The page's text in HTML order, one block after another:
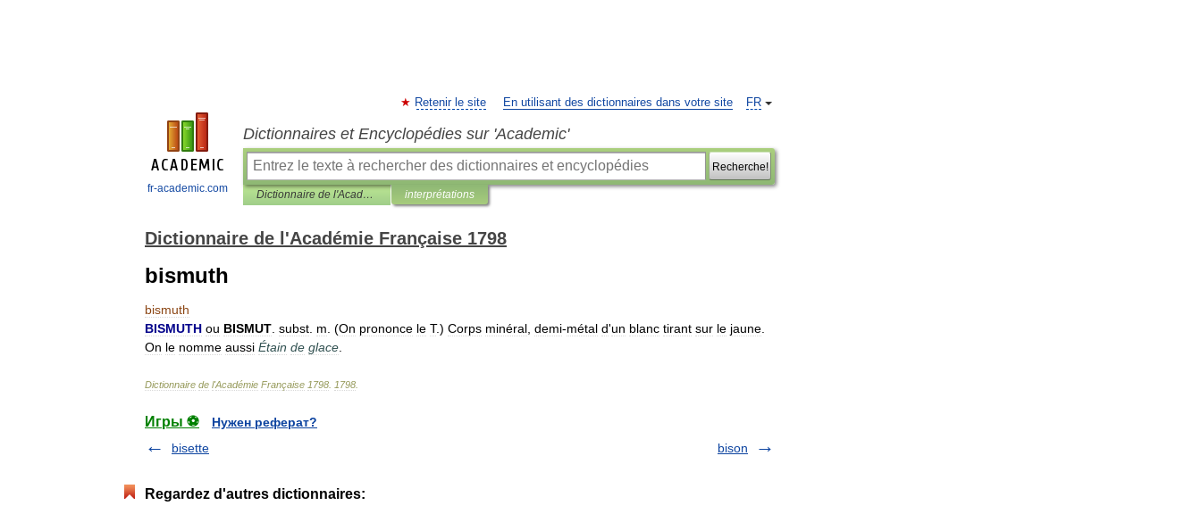
fr-academic.com
FR
Retenir le site En utilisant des dictionnaires dans votre site
Dictionnaires et Encyclopédies sur 'Academic'
Recherche!
Dictionnaire de l'Académie Française 1798 interprétations
Dictionnaire de l'Académie Française 1798
bismuth
bismuth
BISMUTH ou BISMUT subst m . (On prononce le T.) Corps minéral demi-métal d'un blanc tirant sur le jaune
On le nomme aussi Étain de glace
Dictionnaire de l'Académie Française 1798 1798
Игры ⚽
Нужен реферат?
bisette
bison
Regardez d'autres dictionnaires: